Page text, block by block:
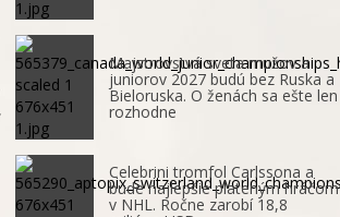
Majstrovstvá sveta mužov a
juniorov 2027 budú bez Ruska a
Bieloruska. O ženách sa ešte len
rozhodne
Celebrini tromfol Carlssona a
bude najlepšie plateným hráčom
v NHL. Ročne zarobí 18,8